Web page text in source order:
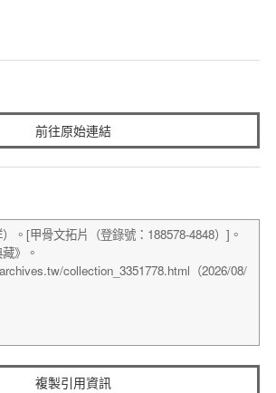
前往原始連結
複製引用資訊